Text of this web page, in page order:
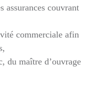
assurances couvrant
commerciale afin
du maître d’ouvrage